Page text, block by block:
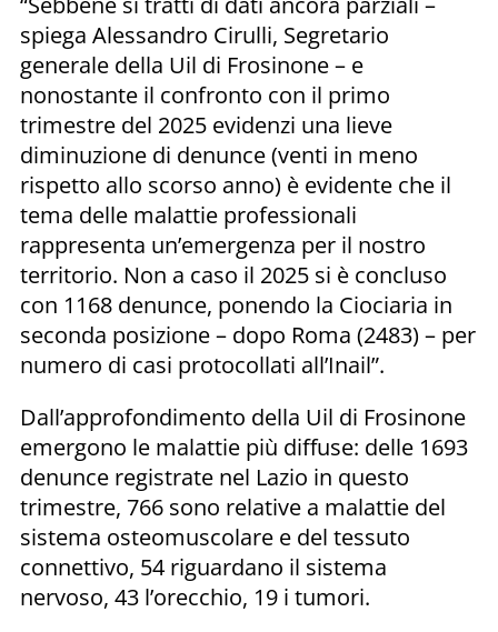
spiega Alessandro Cirulli, Segretario
generale della Uil di Frosinone – e
nonostante il confronto con il primo
trimestre del 2025 evidenzi una lieve
diminuzione di denunce (venti in meno
rispetto allo scorso anno) è evidente che il
tema delle malattie professionali
rappresenta un’emergenza per il nostro
territorio. Non a caso il 2025 si è concluso
con 1168 denunce, ponendo la Ciociaria in
seconda posizione – dopo Roma (2483) – per
numero di casi protocollati all’Inail”.
Dall’approfondimento della Uil di Frosinone
emergono le malattie più diffuse: delle 1693
denunce registrate nel Lazio in questo
trimestre, 766 sono relative a malattie del
sistema osteomuscolare e del tessuto
connettivo, 54 riguardano il sistema
nervoso, 43 l’orecchio, 19 i tumori.